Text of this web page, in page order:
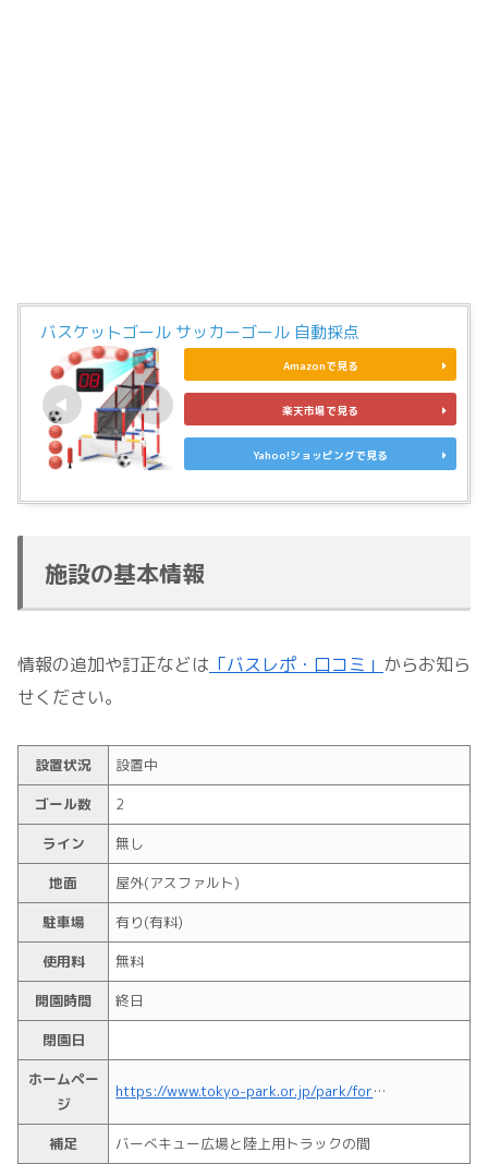
バスケットゴール サッカーゴール 自動採点
Amazonで見る
楽天市場で見る
Yahoo!ショッピングで見る
施設の基本情報
情報の追加や訂正などは 「バスレポ・口コミ」 からお知ら
せください。
設置状況
設置中
ゴール数
2
ライン
無し
地面
屋外(アスファルト)
駐車場
有り(有料)
使用料
無料
開園時間
終日
閉園日
ホームペー
ジ
https://www.tokyo-park.or.jp/park/format/index005.html
補足 バーべキュー広場と陸上用トラックの間